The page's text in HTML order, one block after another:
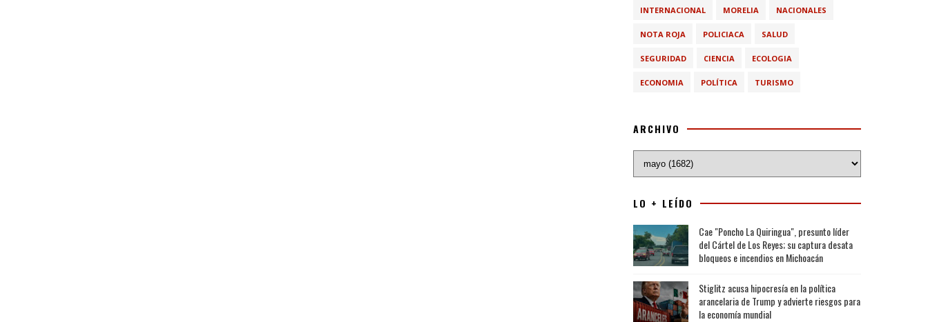
INTERNACIONAL MORELIA NACIONALES
NOTA ROJA POLICIACA SALUD
SEGURIDAD CIENCIA ECOLOGIA
ECONOMIA POLÍTICA TURISMO
ARCHIVO
LO + LEÍDO
Cae "Poncho La Quiringua", presunto líder
del Cártel de Los Reyes; su captura desata
bloqueos e incendios en Michoacán
Stiglitz acusa hipocresía en la política
arancelaria de Trump y advierte riesgos para
la economía mundial